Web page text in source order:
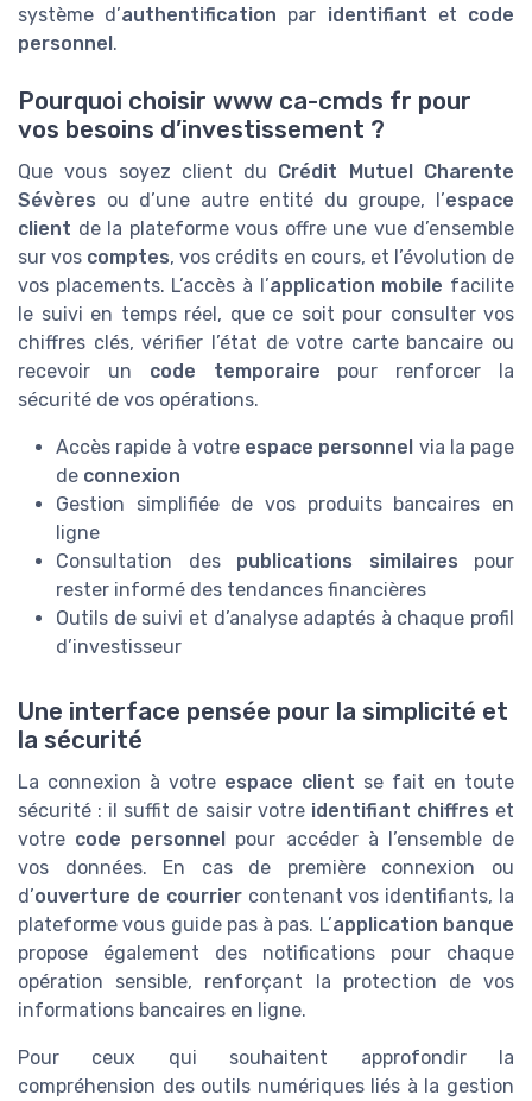
système d’authentification par identifiant et code
personnel.
Pourquoi choisir www ca-cmds fr pour
vos besoins d’investissement ?
Que vous soyez client du Crédit Mutuel Charente
Sévères ou d’une autre entité du groupe, l’espace
client de la plateforme vous offre une vue d’ensemble
sur vos comptes, vos crédits en cours, et l’évolution de
vos placements. L’accès à l’application mobile facilite
le suivi en temps réel, que ce soit pour consulter vos
chiffres clés, vérifier l’état de votre carte bancaire ou
recevoir un code temporaire pour renforcer la
sécurité de vos opérations.
Accès rapide à votre espace personnel via la page
de connexion
Gestion simplifiée de vos produits bancaires en
ligne
Consultation des publications similaires pour
rester informé des tendances financières
Outils de suivi et d’analyse adaptés à chaque profil
d’investisseur
Une interface pensée pour la simplicité et
la sécurité
La connexion à votre espace client se fait en toute
sécurité : il suffit de saisir votre identifiant chiffres et
votre code personnel pour accéder à l’ensemble de
vos données. En cas de première connexion ou
d’ouverture de courriercontenant vos identifiants, la
plateforme vous guide pas à pas. L’application banque
propose également des notifications pour chaque
opération sensible, renforçant la protection de vos
informations bancaires en ligne.
Pour ceux qui souhaitent approfondir la
compréhension des outils numériques liés à la gestion